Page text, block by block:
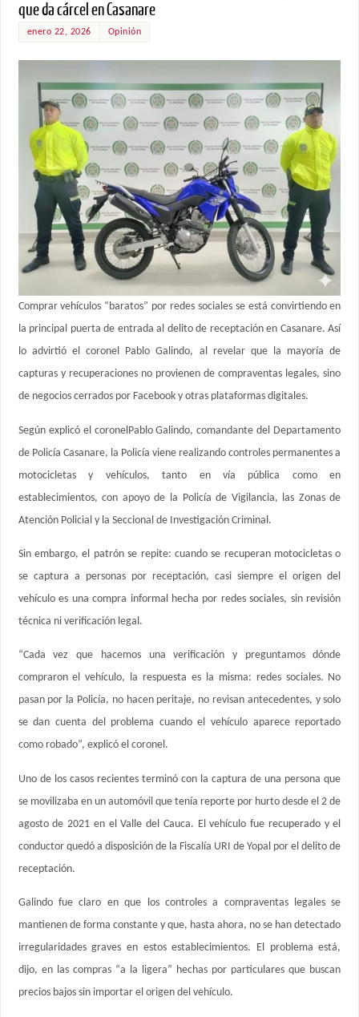
que da cárcel en Casanare
enero 22, 2026 Opinión
Comprar vehículos “baratos” por redes sociales se está convirtiendo en
la principal puerta de entrada al delito de receptación en Casanare. Así
lo advirtió el coronel Pablo Galindo, al revelar que la mayoría de
capturas y recuperaciones no provienen de compraventas legales, sino
de negocios cerrados por Facebook y otras plataformas digitales.
Según explicó el coronelPablo Galindo, comandante del Departamento
de Policía Casanare, la Policía viene realizando controles permanentes a
motocicletas y vehículos, tanto en vía pública como en
establecimientos, con apoyo de la Policía de Vigilancia, las Zonas de
Atención Policial y la Seccional de Investigación Criminal.
Sin embargo, el patrón se repite: cuando se recuperan motocicletas o
se captura a personas por receptación, casi siempre el origen del
vehículo es una compra informal hecha por redes sociales, sin revisión
técnica ni verificación legal.
“Cada vez que hacemos una verificación y preguntamos dónde
compraron el vehículo, la respuesta es la misma: redes sociales. No
pasan por la Policía, no hacen peritaje, no revisan antecedentes, y solo
se dan cuenta del problema cuando el vehículo aparece reportado
como robado”, explicó el coronel.
Uno de los casos recientes terminó con la captura de una persona que
se movilizaba en un automóvil que tenía reporte por hurto desde el 2 de
agosto de 2021 en el Valle del Cauca. El vehículo fue recuperado y el
conductor quedó a disposición de la Fiscalía URI de Yopal por el delito de
receptación.
Galindo fue claro en que los controles a compraventas legales se
mantienen de forma constante y que, hasta ahora, no se han detectado
irregularidades graves en estos establecimientos. El problema está,
dijo, en las compras “a la ligera” hechas por particulares que buscan
precios bajos sin importar el origen del vehículo.